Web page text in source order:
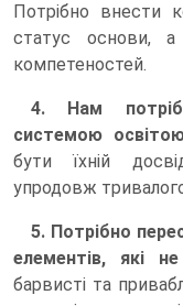
Потрібно внести
статус основи,
компетеностей.
4. Нам
системою
бути їхній
упродовж
5. Потрібно
елементів, які
барвисті та